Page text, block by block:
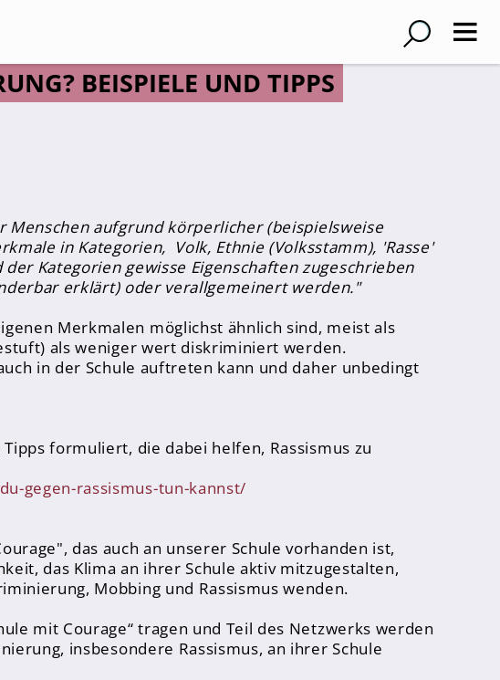
BEISPIELE UND TIPPS
Menschen aufgrund körperlicher (beispielsweise
in Kategorien, Volk, Ethnie (Volksstamm), 'Rasse'
Kategorien gewisse Eigenschaften zugeschrieben
erklärt) oder verallgemeinert werden."
Merkmalen möglichst ähnlich sind, meist als
als weniger wert diskriminiert werden.
in der Schule auftreten kann und daher unbedingt
formuliert, die dabei helfen, Rassismus zu
gegen-rassismus-tun-kannst/
das auch an unserer Schule vorhanden ist,
das Klima an ihrer Schule aktiv mitzugestalten,
Mobbing und Rassismus wenden.
mit Courage“ tragen und Teil des Netzwerks werden
insbesondere Rassismus, an ihrer Schule